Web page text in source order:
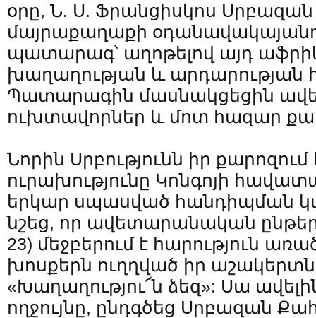
օրը, Ն. Ս. Ֆրանցիսկոս
մայրաքաղաքի
պատարագ՝ աղոթելով այդ
խաղաղության և արդարության
Պատարագին մասնակցեցին
ուխտավորներ և մոտ հազար
Նորին Սրբությունն իր
ուրախությունը Կոնգոյի
երկար սպասված հանդիպման
նշեց, որ ավետարանական
23) մեջբերում է հարություն
խոսքերն ուղղված իր
«Խաղաղությու՜ն ձեզ»: Սա
ողջույնը, ընդգծեց Սրբազան